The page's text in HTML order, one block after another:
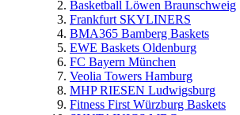
Basketball Löwen Braunschweig
Frankfurt SKYLINERS
BMA365 Bamberg Baskets
EWE Baskets Oldenburg
FC Bayern München
Veolia Towers Hamburg
MHP RIESEN Ludwigsburg
Fitness First Würzburg Baskets